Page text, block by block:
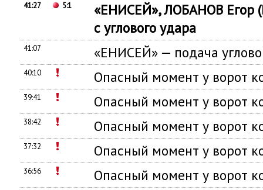
41:27 5:1
«ЕНИСЕЙ», ЛОБАНОВ Егор
с углового удара
41:07 «ЕНИСЕЙ» — подача
40:10 Опасный момент у ворот
39:41 Опасный момент у ворот
38:42 Опасный момент у ворот
37:32 Опасный момент у ворот
36:56 Опасный момент у ворот